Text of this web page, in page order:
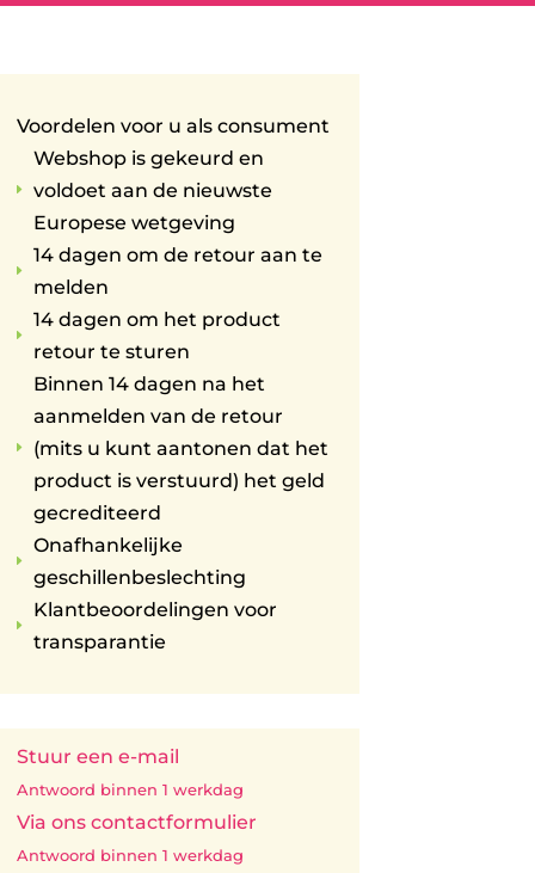
Voordelen voor u als consument
E
Webshop is gekeurd en
voldoet aan de nieuwste
Europese wetgeving
E
14 dagen om de retour aan te
melden
E
14 dagen om het product
retour te sturen
E
Binnen 14 dagen na het
aanmelden van de retour
(mits u kunt aantonen dat het
product is verstuurd) het geld
gecrediteerd
E
Onafhankelijke
geschillenbeslechting
E
Klantbeoordelingen voor
transparantie
Stuur een e-mail
Antwoord binnen 1 werkdag
Via ons contactformulier
Antwoord binnen 1 werkdag